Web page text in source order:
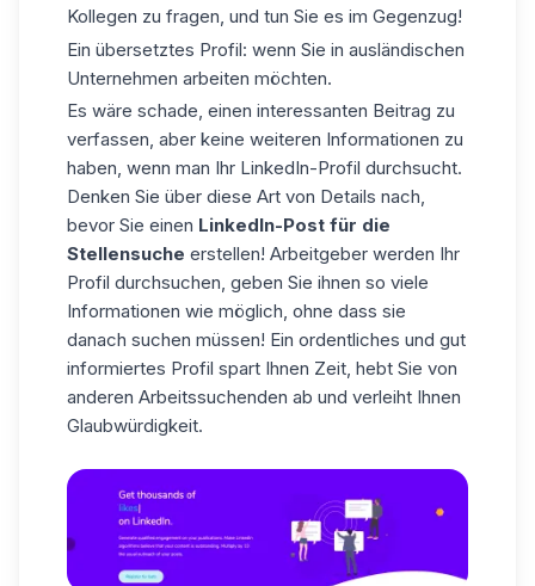
Kollegen zu fragen, und tun Sie es im Gegenzug!
Ein übersetztes Profil: wenn Sie in ausländischen
Unternehmen arbeiten möchten.
Es wäre schade, einen interessanten Beitrag zu
verfassen, aber keine weiteren Informationen zu
haben, wenn man Ihr LinkedIn-Profil durchsucht.
Denken Sie über diese Art von Details nach,
bevor Sie einen LinkedIn-Post für die
Stellensuche erstellen! Arbeitgeber werden Ihr
Profil durchsuchen, geben Sie ihnen so viele
Informationen wie möglich, ohne dass sie
danach suchen müssen! Ein ordentliches und gut
informiertes Profil spart Ihnen Zeit, hebt Sie von
anderen Arbeitssuchenden ab und verleiht Ihnen
Glaubwürdigkeit.